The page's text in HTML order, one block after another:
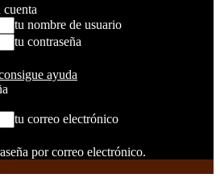
tu nombre de usuario
tu contraseña
ayuda
tu correo electrónico
por correo electrónico.